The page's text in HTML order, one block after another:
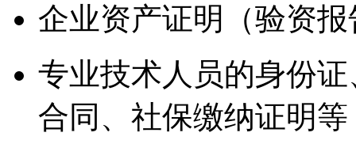
企业资产证明（验资
专业技术人员的身份
合同、社保缴纳证明等